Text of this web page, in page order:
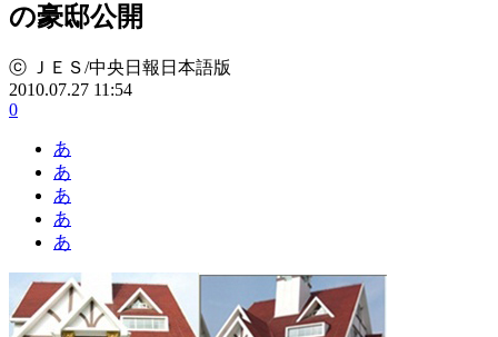
の豪邸公開
ⓒ ＪＥＳ/中央日報日本語版
2010.07.27 11:54
0
あ
あ
あ
あ
あ